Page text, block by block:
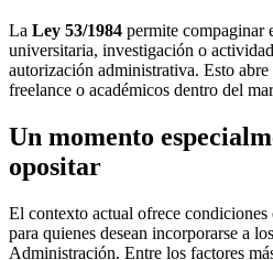
La Ley 53/1984 permite compaginar
universitaria, investigación o
autorización administrativa. Esto
freelance o académicos dentro del
Un momento
opositar
El contexto actual ofrece
para quienes desean incorporarse a
Administración. Entre los factores